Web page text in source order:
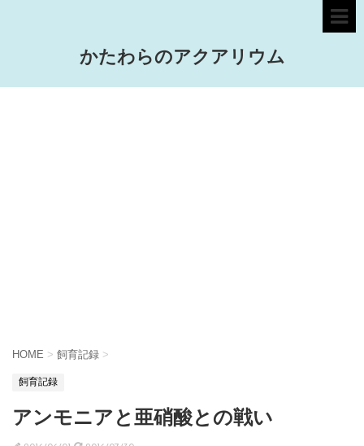
かたわらのアクアリウム
HOME > 飼育記録 >
飼育記録
アンモニアと亜硝酸との戦い